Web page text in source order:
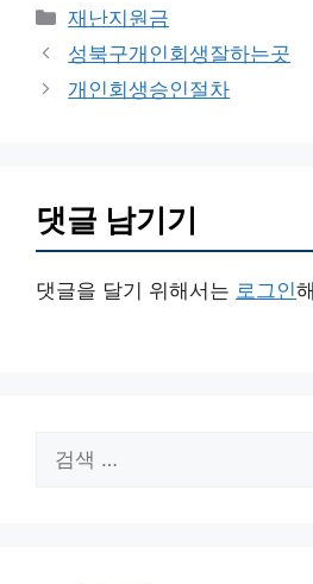
카
테
리
재난지원금
성북구개인회생잘하는곳
개인회생승인절차
댓글 남기기
댓글을 달기 위해서는 로그인
색: